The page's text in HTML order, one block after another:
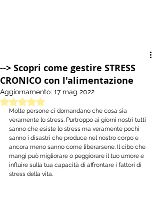
--> Scopri come gestire STRESS
CRONICO con l'alimentazione
Aggiornamento: 17 mag 2022
Valutazione NaN stelle su 5.
Molte persone ci domandano che cosa sia
veramente lo stress. Purtroppo ai giorni nostri tutti
sanno che esiste lo stress ma veramente pochi
sanno i disastri che produce nel nostro corpo e
ancora meno sanno come liberarsene. Il cibo che
mangi può migliorare o peggiorare il tuo umore e
influire sulla tua capacità di affrontare i fattori di
stress della vita.